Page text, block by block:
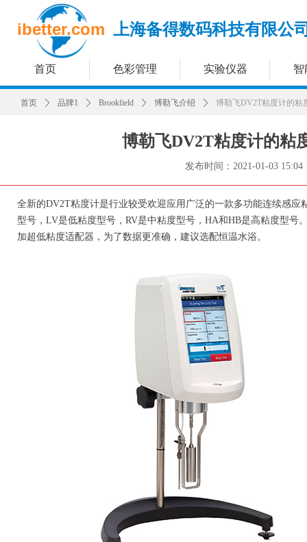
首页 色彩管理 实验仪器 智
ibetter.com 上海备得数码科技有限公
博勒飞DV2T粘度计的粘
发布时间： 2021-01-03 15:04
全新的DV2T粘度计是行业较受欢迎应用广泛的一款多功能连续感
型号，LV是低粘度型号，RV是中粘度型号，HA和HB是高粘度型号
加超低粘度适配器，为了数据更准确，建议选配恒温水浴。
首页 ꄲ 品牌1 ꄲ Brookfield ꄲ 博勒飞介绍 ꄲ 博勒飞DV2T粘度计的粘